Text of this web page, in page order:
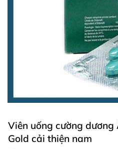
Viên uống cường
Gold cải thiện nam